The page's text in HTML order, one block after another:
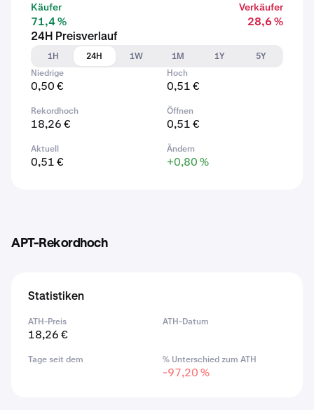
Käufer
71,4 %
Verkäufer
28,6 %
24H Preisverlauf
1H
24H 1W 1M 1Y
5Y
Niedrige
0,50 €
Hoch
0,51 €
Rekordhoch
18,26 €
Öffnen
0,51 €
Aktuell
0,51 €
Ändern
+0,80 %
APT-Rekordhoch
Statistiken
ATH-Preis
18,26 €
ATH-Datum
Tage seit dem % Unterschied zum ATH
-97,20 %